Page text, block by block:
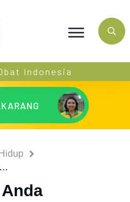
Indonesia
Alasan Kenapa Anda Sebaiknya Izin Tidak Masuk Kerja Ketika Sakit